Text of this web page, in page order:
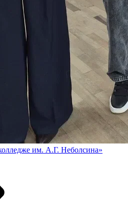
им. А.Г. Неболсина»